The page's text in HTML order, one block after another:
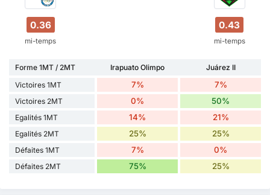
0.36
mi-temps
0.43
mi-temps
Forme 1MT / 2MT Irapuato Olimpo
Juárez II
Victoires 1MT
7% 7%
Victoires 2MT 0% 50%
Egalités 1MT 14% 21%
Egalités 2MT 25% 25%
Défaites 1MT 7% 0%
Défaites 2MT 75% 25%